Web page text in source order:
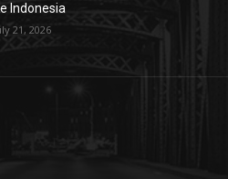
Indonesia
21, 2026